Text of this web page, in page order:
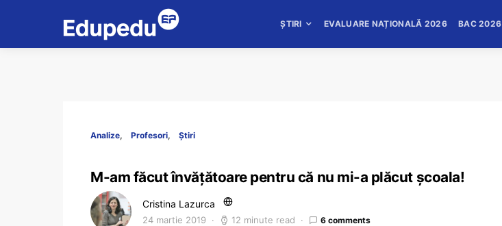
ȘTIRI EVALUARE NAȚIONALĂ 2026 BAC 2026
Analize Profesori Știri
M-am făcut învăţătoare pentru că nu mi-a plăcut şcoala!
Cristina Lazurca
24 martie 2019 12 minute read 6 comments